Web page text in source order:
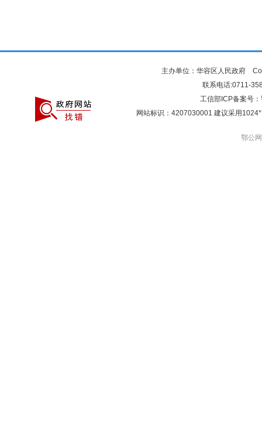
主办单位：华容区人民政府
联系电话:0711-
工信部ICP备案号：
网站标识：4207030001 建议采用
鄂公